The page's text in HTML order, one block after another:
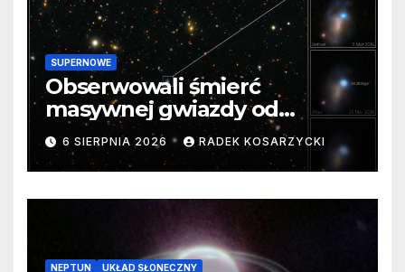
SUPERNOWE
Obserwowali śmierć
masywnej gwiazdy od
samego początku. Niezwykle
cenne dane
6 SIERPNIA 2026 RADEK KOSARZYCKI
NEPTUN UKŁAD SŁONECZNY